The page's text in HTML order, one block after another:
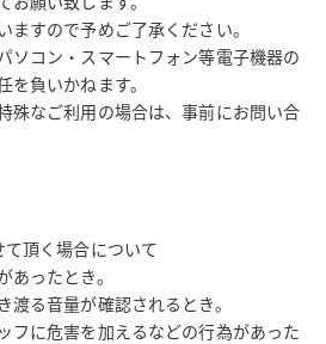
すので予めご了承ください。
ソコン・スマートフォン等電子機器の
負いかねます。
殊なご利用の場合は、事前にお問い合
頂く場合について
あったとき。
渡る音量が確認されるとき。
フに危害を加えるなどの行為があった